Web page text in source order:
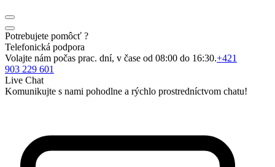
Potrebujete pomôcť ?
Telefonická podpora
Volajte nám počas prac. dní, v čase od 08:00 do 16:30.+421
903 229 601
Live Chat
Komunikujte s nami pohodlne a rýchlo prostredníctvom chatu!